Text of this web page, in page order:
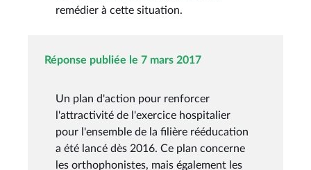
remédier à cette situation.
Réponse publiée le 7 mars 2017
Un plan d'action pour renforcer
l'attractivité de l'exercice hospitalier
pour l'ensemble de la filière rééducation
a été lancé dès 2016. Ce plan concerne
les orthophonistes, mais également les